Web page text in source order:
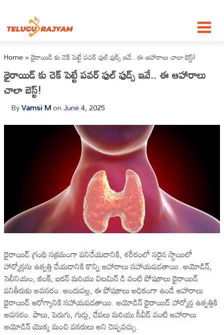
Home»థైరాయిడ్ కు చెక్ పెట్టే పవర్ ఫుల్ ఫుడ్స్ ఇవే.. ఈ ఆహారాలు చాలా బెస్ట్!
థైరాయిడ్ కు చెక్ పెట్టే పవర్ ఫుల్ ఫుడ్స్ ఇవే.. ఈ ఆహారాలు
చాలా బెస్ట్!
ByVamsi MonJune 4, 2025
థైరాయిడ్ గ్రంథి సక్రమంగా పనిచేయడానికి, శరీరంలో సరైన స్థాయిలో
హార్మోన్లను ఉత్పత్తి చేయడానికి కొన్ని ఆహారాలు సహాయపడతాయి. అయోడిన్,
సెలీనియం, జింక్, ఐరన్ మరియు విటమిన్ డి వంటి పోషకాలు థైరాయిడ్
పనితీరుకు అవసరం. అందువల్ల, ఈ పోషకాలు అధికంగా ఉండే ఆహారాలు
థైరాయిడ్ ఆరోగ్యానికి సహాయపడతాయి. అయోడిన్ థైరాయిడ్ హార్మోన్ల ఉత్పత్తికి
అవసరం. పాలు, పెరుగు, గుడ్లు, చేపలు మరియు సీవీడ్ వంటి ఆహారాలు
అయోడిన్ యొక్క మంచి వనరులు అని చెప్పవచ్చు.